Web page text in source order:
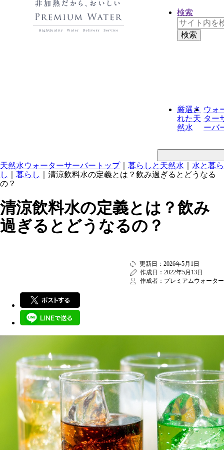
厳選さ
れた天
然水
ウォ
ター
ーバ
検索
天然水ウォーターサーバートップ｜ 暮らしと天然水
水と暮ら
し
暮らし
清涼飲料水の定義とは？飲み過ぎるとどうなる
の？
清涼飲料水の定義とは？飲み
過ぎるとどうなるの？
更新日：2026年5月1日
作成日：2022年5月13日
作成者：プレミアムウォーター